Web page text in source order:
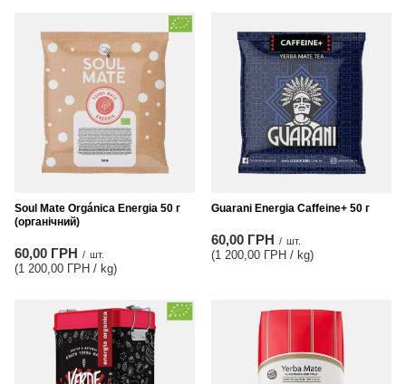
Soul Mate Orgánica Energia 50 г
(органічний)
60,00 ГРН / шт.
(1 200,00 ГРН / kg)
Guarani Energia Caffeine+ 50 г
60,00 ГРН / шт.
(1 200,00 ГРН / kg)